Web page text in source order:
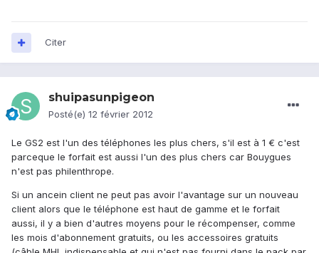
Citer
shuipasunpigeon
Posté(e) 12 février 2012
Le GS2 est l'un des téléphones les plus chers, s'il est à 1 € c'est
parceque le forfait est aussi l'un des plus chers car Bouygues
n'est pas philenthrope.
Si un ancein client ne peut pas avoir l'avantage sur un nouveau
client alors que le téléphone est haut de gamme et le forfait
aussi, il y a bien d'autres moyens pour le récompenser, comme
les mois d'abonnement gratuits, ou les accessoires gratuits